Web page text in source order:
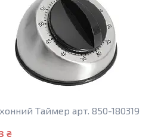
Таймер арт. 850-180319
₴